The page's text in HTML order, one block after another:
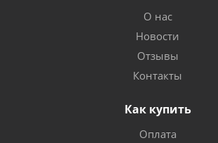
О нас
Новости
Отзывы
Контакты
Как купить
Оплата